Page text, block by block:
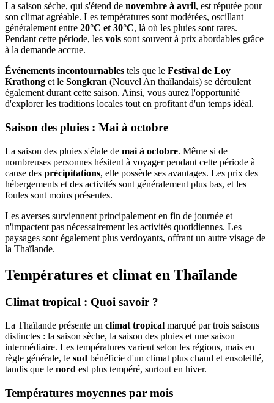
La saison sèche, qui s'étend de novembre à avril, est réputée pour
son climat agréable. Les températures sont modérées, oscillant
généralement entre 20°C et 30°C, là où les pluies sont rares.
Pendant cette période, les vols sont souvent à prix abordables grâce
à la demande accrue.
Événements incontournables tels que le Festival de Loy
Krathong et le Songkran (Nouvel An thaïlandais) se déroulent
également durant cette saison. Ainsi, vous aurez l'opportunité
d'explorer les traditions locales tout en profitant d'un temps idéal.
Saison des pluies : Mai à octobre
La saison des pluies s'étale de mai à octobre. Même si de
nombreuses personnes hésitent à voyager pendant cette période à
cause des précipitations, elle possède ses avantages. Les prix des
hébergements et des activités sont généralement plus bas, et les
foules sont moins présentes.
Les averses surviennent principalement en fin de journée et
n'impactent pas nécessairement les activités quotidiennes. Les
paysages sont également plus verdoyants, offrant un autre visage de
la Thaïlande.
Températures et climat en Thaïlande
Climat tropical : Quoi savoir ?
La Thaïlande présente un climat tropical marqué par trois saisons
distinctes : la saison sèche, la saison des pluies et une saison
intermédiaire. Les températures varient selon les régions, mais en
règle générale, le sud bénéficie d'un climat plus chaud et ensoleillé,
tandis que le nord est plus tempéré, surtout en hiver.
Températures moyennes par mois